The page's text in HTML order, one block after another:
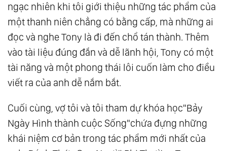
ngạc nhiên khi tôi giới thiệu những tác phẩm của
một thanh niên chẳng có bằng cấp, mà những ai
đọc và nghe Tony là đi đến chổ tán thành. Thêm
vào tài liệu đúng đắn và dễ lãnh hội, Tony có một
tài năng và một phong thái lôi cuốn làm cho điều
viết ra của anh dễ nắm bắt.
Cuối cùng, vợ tôi và tôi tham dự khóa học"Bảy
Ngày Hình thành cuộc Sống"chứa đựng những
khái niệm cơ bản trong tác phẩm mới nhất của